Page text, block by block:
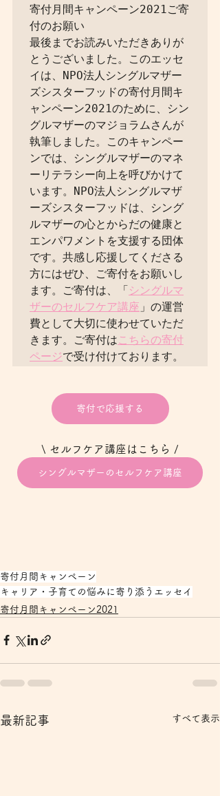
寄付月間キャンペーン2021ご寄
付のお願い
最後までお読みいただきありが
とうございました。このエッセ
イは、NPO法人シングルマザー
ズシスターフッドの寄付月間キ
ャンペーン2021のために、シン
グルマザーのマジョラムさんが
執筆しました。このキャンペー
ンでは、シングルマザーのマネ
ーリテラシー向上を呼びかけて
います。NPO法人シングルマザ
ーズシスターフッドは、シング
ルマザーの心とからだの健康と
エンパワメントを支援する団体
です。共感し応援してくださる
方にはぜひ、ご寄付をお願いし
ます。ご寄付は、「シングルマ
ザーのセルフケア講座 」の運営
費として大切に使わせていただ
きます。ご寄付はこちらの寄付
ページ
寄付で応援する
\ セルフケア講座はこちら /
シングルマザーのセルフケア講座
寄付月間キャンペーン
キャリア・子育ての悩みに寄り添うエッセイ
寄付月間キャンペーン2021
最新記事 すべて表示